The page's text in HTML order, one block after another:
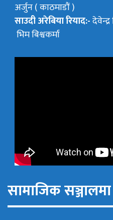
अर्जुन ( काठमाडौं )
साउदी अरेबिया रियाद:-
भिम बिश्वकर्मा
सामाजिक सञ्जालमा